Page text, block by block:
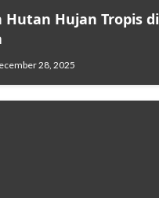
Hutan Hujan Tropis di
28, 2025